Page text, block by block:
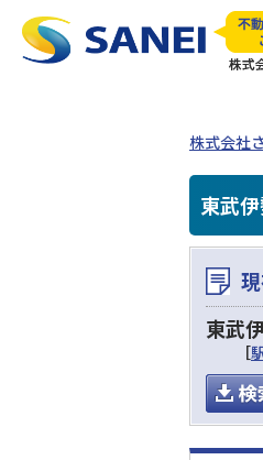
株式会社
東武
東武
［